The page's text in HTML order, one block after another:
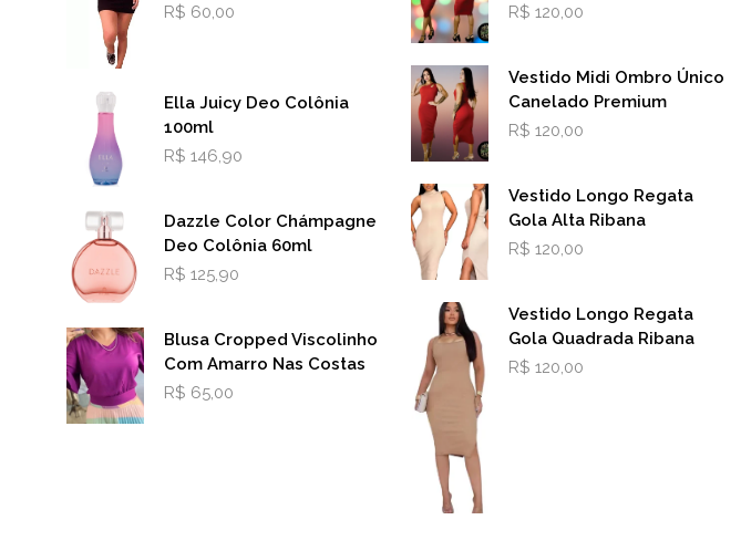
R$ 60,00
Ella Juicy Deo Colônia
100ml
R$ 146,90
Dazzle Color Chámpagne
Deo Colônia 60ml
R$ 125,90
Blusa Cropped Viscolinho
Com Amarro Nas Costas
R$ 65,00
R$ 120,00
Vestido Midi Ombro Único
Canelado Premium
R$ 120,00
Vestido Longo Regata
Gola Alta Ribana
R$ 120,00
Vestido Longo Regata
Gola Quadrada Ribana
R$ 120,00